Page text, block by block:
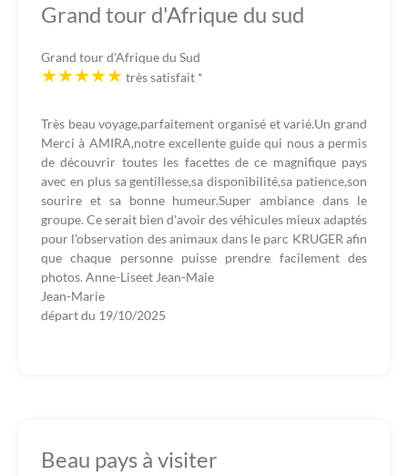
Grand tour d'Afrique du sud
Grand tour d'Afrique du Sud
très satisfait *
Très beau voyage,parfaitement organisé et varié.Un grand
Merci à AMIRA,notre excellente guide qui nous a permis
de découvrir toutes les facettes de ce magnifique pays
avec en plus sa gentillesse,sa disponibilité,sa patience,son
sourire et sa bonne humeur.Super ambiance dans le
groupe. Ce serait bien d'avoir des véhicules mieux adaptés
pour l'observation des animaux dans le parc KRUGER afin
que chaque personne puisse prendre facilement des
photos. Anne-Liseet Jean-Maie
Jean-Marie
départ du 19/10/2025
Beau pays à visiter